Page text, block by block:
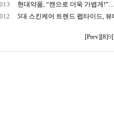
현대약품, “캔으로 더욱 가볍게
5대 스킨케어 트렌드 펩타이드, 뷰
[Prev][8]9